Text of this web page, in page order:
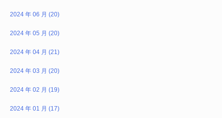
2024 年 06 月 (20)
2024 年 05 月 (20)
2024 年 04 月 (21)
2024 年 03 月 (20)
2024 年 02 月 (19)
2024 年 01 月 (17)